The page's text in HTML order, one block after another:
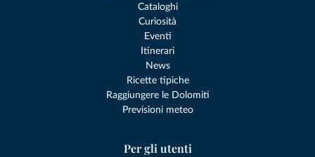
Cataloghi
Curiosità
Eventi
Itinerari
News
Ricette tipiche
Raggiungere le Dolomiti
Previsioni meteo
Per gli utenti